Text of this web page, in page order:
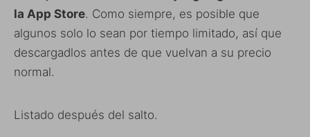
la App Store. Como siempre, es posible que
algunos solo lo sean por tiempo limitado, así que
descargadlos antes de que vuelvan a su precio
normal.
Listado después del salto.